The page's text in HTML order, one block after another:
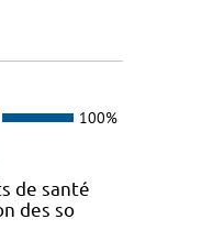
100%
de santé
des so